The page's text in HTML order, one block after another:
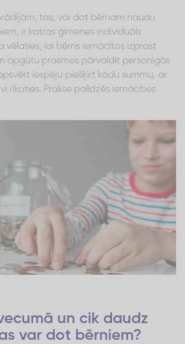
tas, vai dot bērnam naudu
ir katras ģimenes individuāls
vēlaties, lai bērns iemācītos izprast
apgūtu prasmes pārvaldīt personīgās
iespēju piešķirt kādu summu, ar
rīkoties. Prakse palīdzēs iemācīties
un cik daudz
var dot bērniem?